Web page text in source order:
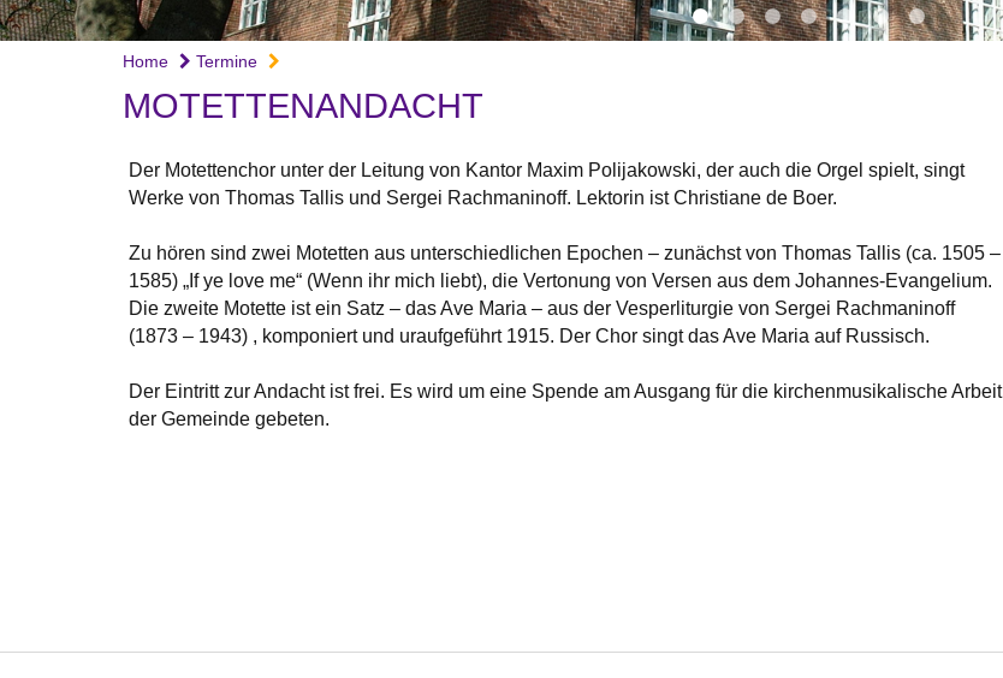
Home Termine
MOTETTENANDACHT
Der Motettenchor unter der Leitung von Kantor Maxim Polijakowski, der auch die Orgel spielt, singt
Werke von Thomas Tallis und Sergei Rachmaninoff. Lektorin ist Christiane de Boer.
Zu hören sind zwei Motetten aus unterschiedlichen Epochen – zunächst von Thomas Tallis (ca. 1505 –
1585) „If ye love me“ (Wenn ihr mich liebt), die Vertonung von Versen aus dem Johannes-Evangelium.
Die zweite Motette ist ein Satz – das Ave Maria – aus der Vesperliturgie von Sergei Rachmaninoff
(1873 – 1943) , komponiert und uraufgeführt 1915. Der Chor singt das Ave Maria auf Russisch.
Der Eintritt zur Andacht ist frei. Es wird um eine Spende am Ausgang für die kirchenmusikalische Arbeit
der Gemeinde gebeten.